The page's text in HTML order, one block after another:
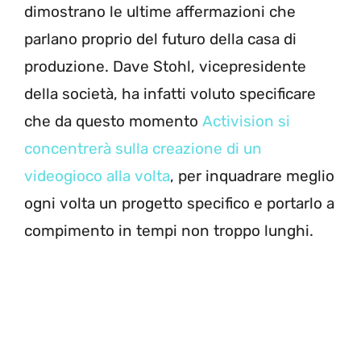
dimostrano le ultime affermazioni che
parlano proprio del futuro della casa di
produzione. Dave Stohl, vicepresidente
della società, ha infatti voluto specificare
che da questo momento Activision si
concentrerà sulla creazione di un
videogioco alla volta, per inquadrare meglio
ogni volta un progetto specifico e portarlo a
compimento in tempi non troppo lunghi.